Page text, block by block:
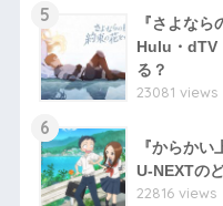
5
『さよな
Hulu・dTV
る？
23081 views
6
『からか
U-NEXTの
22816 views